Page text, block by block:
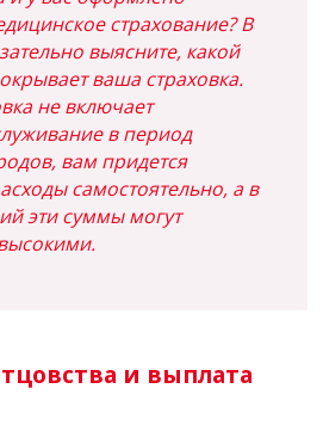
страхование? В
выясните, какой
ваша страховка.
не включает
в период
вам придется
самостоятельно, а в
эти суммы могут
и выплата